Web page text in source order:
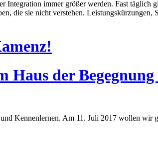
immer größer werden. Fast täglich
die sie nicht verstehen. Leistungskürzungen,
der
Kennenlernen. Am 11. Juli 2017 wollen